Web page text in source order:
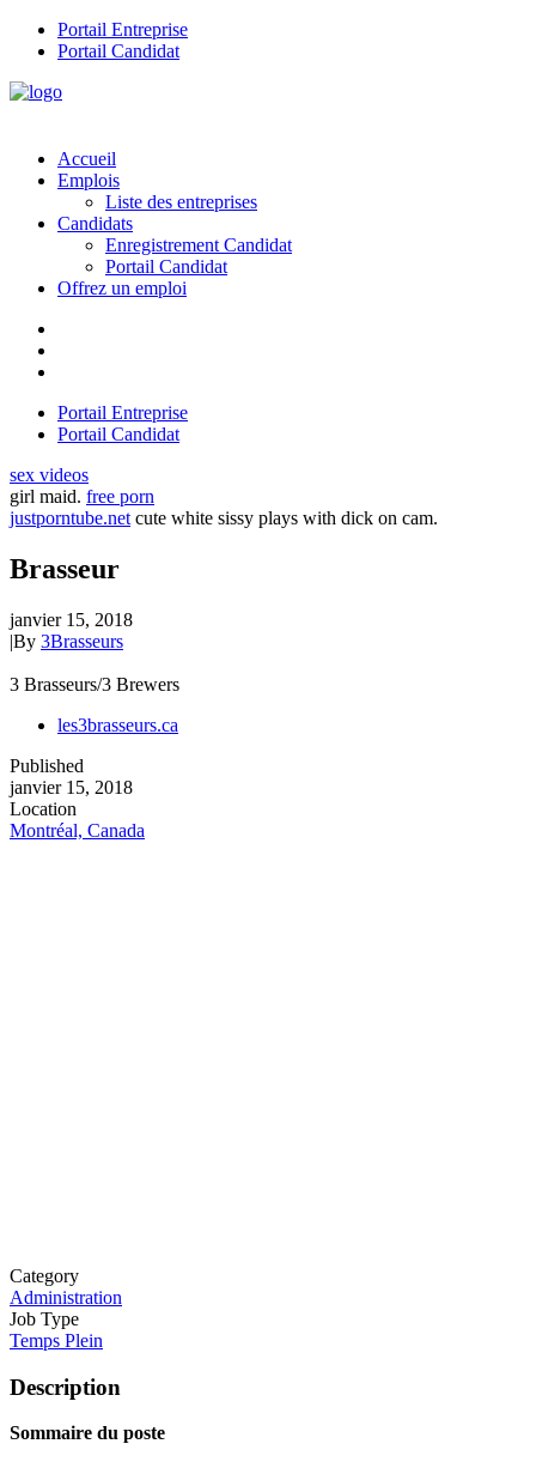
Portail Entreprise
Portail Candidat
Accueil
Emplois
Liste des entreprises
Candidats
Enregistrement Candidat
Portail Candidat
Offrez un emploi
Portail Entreprise
Portail Candidat
sex videos
girl maid. free porn
justporntube.net cute white sissy plays with dick on cam.
Brasseur
janvier 15, 2018
|By 3Brasseurs
3 Brasseurs/3 Brewers
les3brasseurs.ca
Published
janvier 15, 2018
Location
Montréal, Canada
Category
Administration
Job Type
Temps Plein
Description
Sommaire du poste